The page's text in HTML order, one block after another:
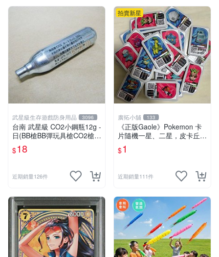
武星級生存遊戲防身用品 3096
台南 武星級 CO2小鋼瓶12g -
日(BB槍BB彈玩具槍CO2槍長
槍短槍模型槍壓縮氣瓶氮氣瓶
$18
近期銷量126件
拍賣新星
廣拓小舖 133
《正版Gaole》Pokemon 卡
片隨機一星、二星，皮卡丘、
小火龍、秒花種子、傑尼龜
$1
近期銷量111件